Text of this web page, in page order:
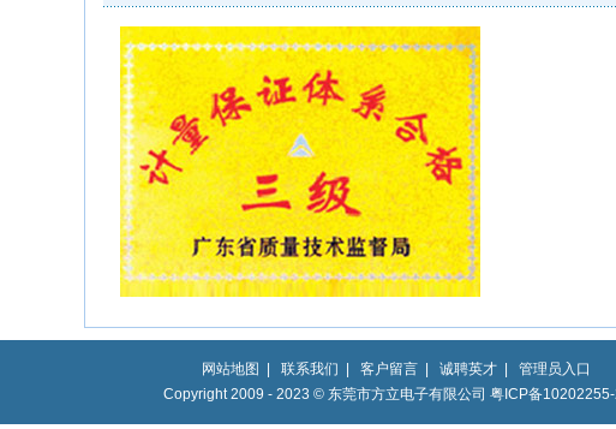
网站地图 联系我们 客户留言 诚聘英才
管理员入口
Copyright 2009 - 2023 © 东莞市方立电子有限公司 粤ICP备